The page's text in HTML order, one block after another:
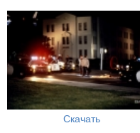
Скачать